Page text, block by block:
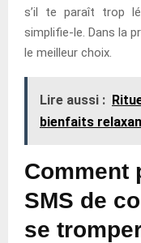
s’il te paraît trop
simplifie-le. Dans la
le meilleur choix.
Lire aussi :
bienfaits
Comment
SMS de
se